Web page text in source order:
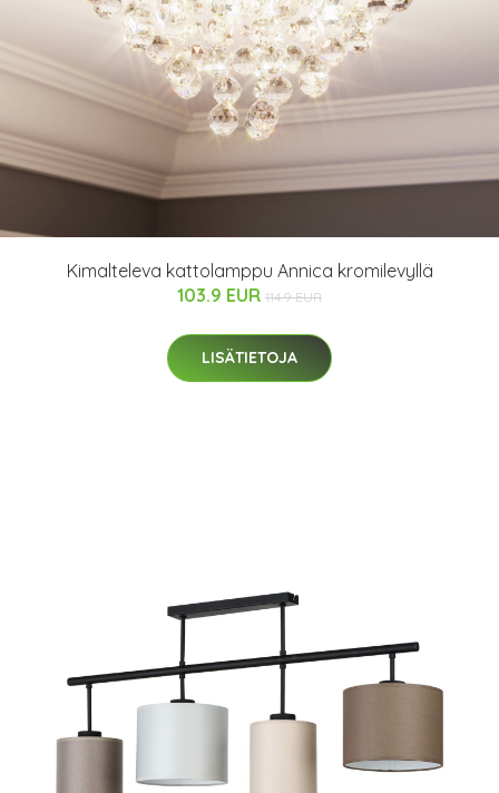
Kimalteleva kattolamppu Annica kromilevyllä
103.9 EUR 114.9 EUR
LISÄTIETOJA